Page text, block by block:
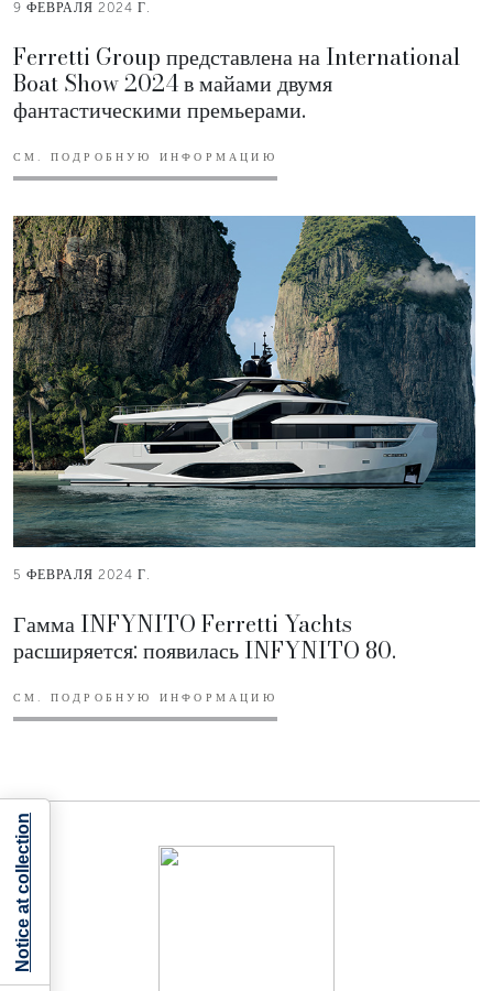
9 ФЕВРАЛЯ 2024 Г.
Ferretti Group представлена на International
Boat Show 2024 в майами двумя
фантастическими премьерами.
СМ. ПОДРОБНУЮ ИНФОРМАЦИЮ
5 ФЕВРАЛЯ 2024 Г.
Гамма INFYNITO Ferretti Yachts
расширяется: появилась INFYNITO 80.
СМ. ПОДРОБНУЮ ИНФОРМАЦИЮ
Notice at collection